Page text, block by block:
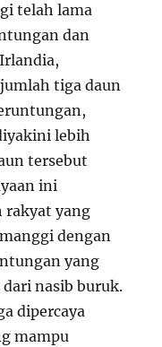
telah lama
dan
tiga daun
lebih
tersebut
ini
rakyat yang
dengan
yang
nasib buruk.
dipercaya
mampu